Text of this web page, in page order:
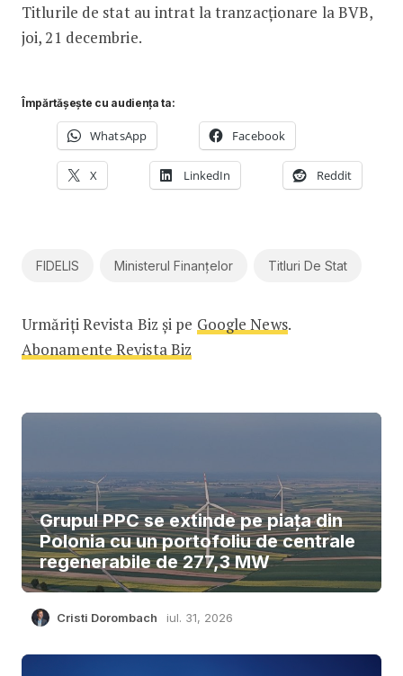
Titlurile de stat au intrat la tranzacționare la BVB,
joi, 21 decembrie.
Împărtășește cu audiența ta:
WhatsApp Facebook
X LinkedIn Reddit
FIDELIS Ministerul Finanțelor Titluri De Stat
Urmăriți Revista Biz și pe Google News.
Abonamente Revista Biz
Grupul PPC se extinde pe piața din
Polonia cu un portofoliu de centrale
regenerabile de 277,3 MW
Cristi Dorombach iul. 31, 2026